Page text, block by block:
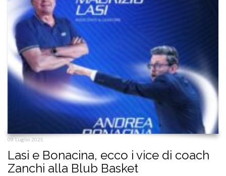
09 Luglio 2025
Lasi e Bonacina, ecco i vice di coach
Zanchi alla Blub Basket